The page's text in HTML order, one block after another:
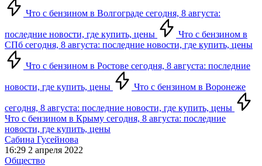
Что с бензином в Волгограде сегодня, 8 августа:
последние новости, где купить, цены
Что с бензином в
СПб сегодня, 8 августа: последние новости, где купить, цены
Что с бензином в Ростове сегодня, 8 августа: последние
новости, где купить, цены Что с бензином в Воронеже
сегодня, 8 августа: последние новости, где купить, цены
Что с бензином в Крыму сегодня, 8 августа: последние
новости, где купить, цены
Сабина Гусейнова
16:29 2 апреля 2022
Общество